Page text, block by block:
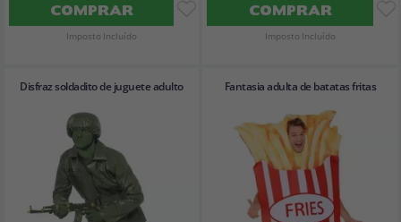
COMPRAR
Imposto Incluído
COMPRAR
Imposto Incluído
Disfraz soldadito de juguete adulto Fantasia adulta de batatas fritas